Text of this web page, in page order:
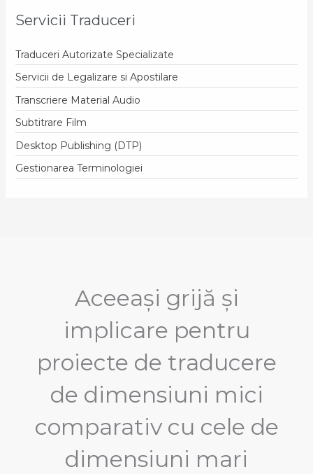
Servicii Traduceri
Traduceri Autorizate Specializate
Servicii de Legalizare si Apostilare
Transcriere Material Audio
Subtitrare Film
Desktop Publishing (DTP)
Gestionarea Terminologiei
Aceeaşi grijă şi
implicare pentru
proiecte de traducere
de dimensiuni mici
comparativ cu cele de
dimensiuni mari